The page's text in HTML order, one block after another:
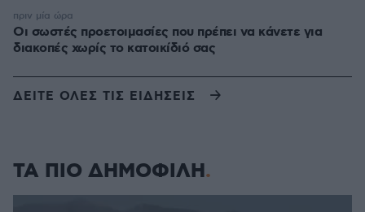
Οι σωστές προετοιμασίες που πρέπει να κάνετε για
διακοπές χωρίς το κατοικίδιό σας
πριν μία ώρα
ΔΕΙΤΕ ΟΛΕΣ ΤΙΣ ΕΙΔΗΣΕΙΣ
ΤΑ ΠΙΟ ΔΗΜΟΦΙΛΗ